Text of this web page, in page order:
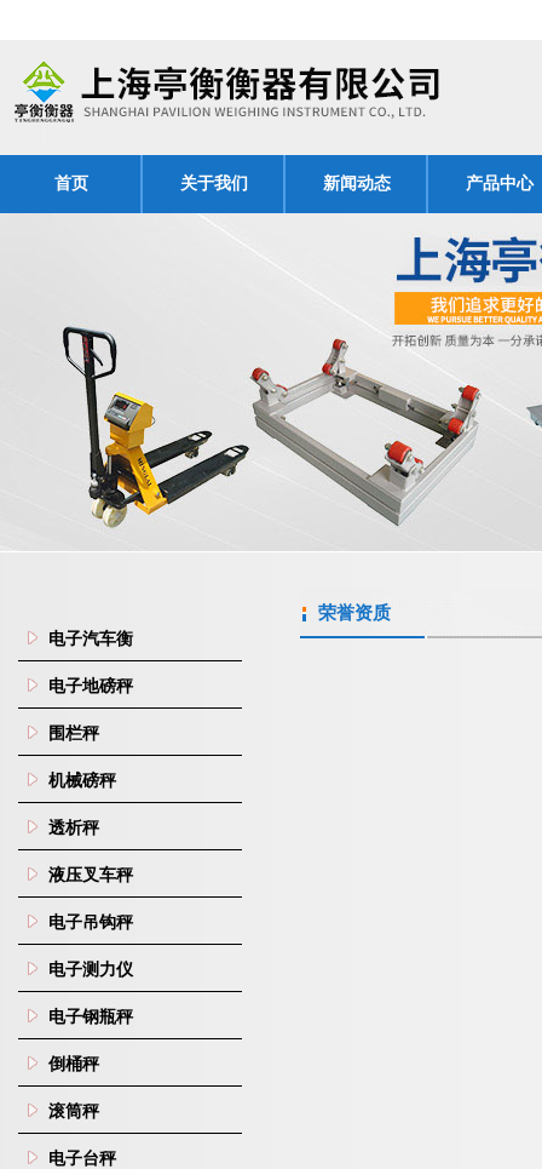
首页 关于我们 新闻动态 产品中心
电子汽车衡
电子地磅秤
围栏秤
机械磅秤
透析秤
液压叉车秤
电子吊钩秤
电子测力仪
电子钢瓶秤
倒桶秤
滚筒秤
电子台秤
荣誉资质